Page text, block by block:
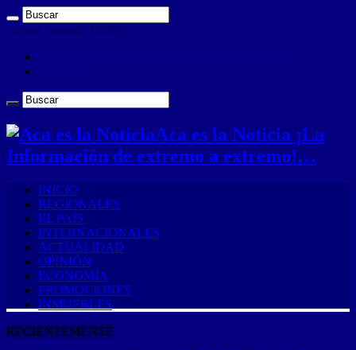
viernes , agosto 7 2026
Aca es la Noticia ¡La
Información de extremo a extremo!…
INICIO
REGIONALES
EL PAÍS
INTERNACIONALES
ACTUALIDAD
OPINIÓN
ECONOMÍA
PROMOCIONES
INMUEBLES
RECIENTEMENTE